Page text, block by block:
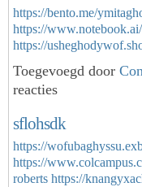
https://bento.me/
https://
https://
Toegevoegd door
reacties
sflohsdk
https://
https://
roberts https://